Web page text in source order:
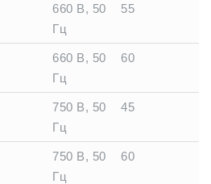
660 В, 50
Гц
55
660 В, 50
Гц
60
750 В, 50
Гц
45
750 В, 50
Гц
60